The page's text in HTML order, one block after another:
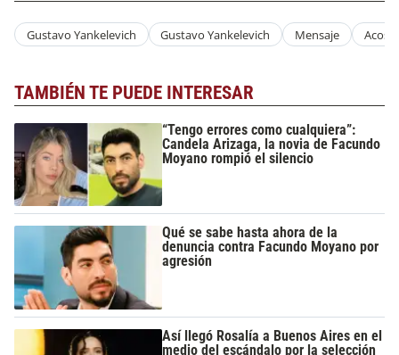
Gustavo Yankelevich Gustavo Yankelevich Mensaje Acoso
TAMBIÉN TE PUEDE INTERESAR
“Tengo errores como cualquiera”:
Candela Arizaga, la novia de Facundo
Moyano rompió el silencio
Qué se sabe hasta ahora de la
denuncia contra Facundo Moyano por
agresión
Así llegó Rosalía a Buenos Aires en el
medio del escándalo por la selección